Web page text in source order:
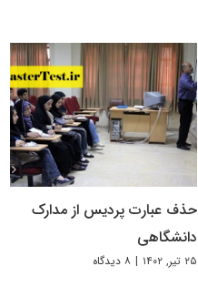
حذف عبارت پردیس از مدارک
دانشگاهی
۲۵ تیر, ۱۴۰۲ | ۸ دیدگاه